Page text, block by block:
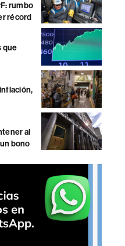
rumbo
récord
que
al
bono